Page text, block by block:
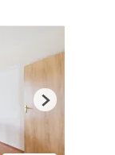
Next